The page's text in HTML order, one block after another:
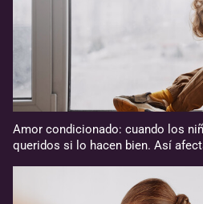
Amor condicionado: cuando los
queridos si lo hacen bien. Así